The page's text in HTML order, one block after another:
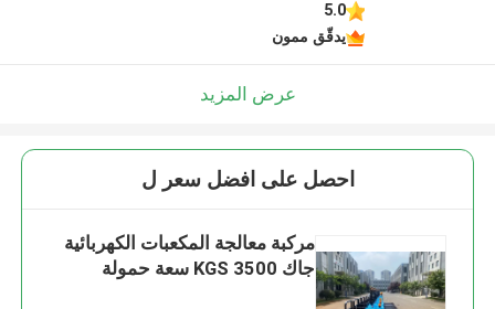
5.0
يدقّق ممون
عرض المزيد
احصل على افضل سعر ل
مركبة معالجة المكعبات الكهربائية
جاك 3500 KGS سعة حمولة